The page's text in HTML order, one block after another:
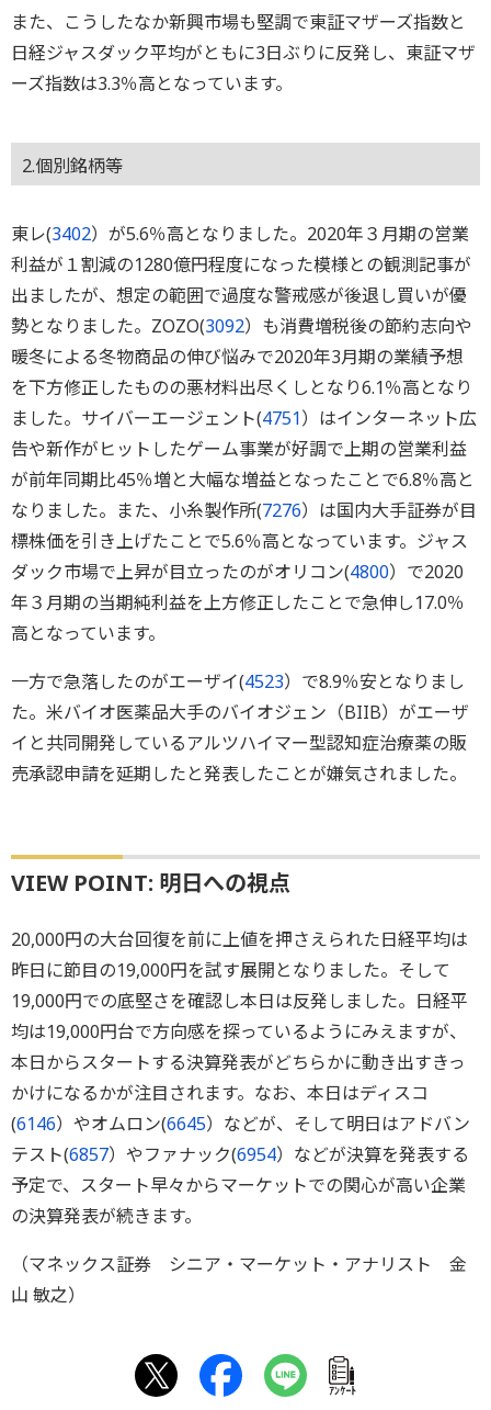
また、こうしたなか新興市場も堅調で東証マザーズ指数と
日経ジャスダック平均がともに3日ぶりに反発し、東証マザ
ーズ指数は3.3％高となっています。
2.個別銘柄等
東レ(3402）が5.6％高となりました。2020年３月期の営業
利益が１割減の1280億円程度になった模様との観測記事が
出ましたが、想定の範囲で過度な警戒感が後退し買いが優
勢となりました。ZOZO(3092）も消費増税後の節約志向や
暖冬による冬物商品の伸び悩みで2020年3月期の業績予想
を下方修正したものの悪材料出尽くしとなり6.1％高となり
ました。サイバーエージェント(4751）はインターネット広
告や新作がヒットしたゲーム事業が好調で上期の営業利益
が前年同期比45％増と大幅な増益となったことで6.8％高と
なりました。また、小糸製作所(7276）は国内大手証券が目
標株価を引き上げたことで5.6％高となっています。ジャス
ダック市場で上昇が目立ったのがオリコン(4800）で2020
年３月期の当期純利益を上方修正したことで急伸し17.0％
高となっています。
一方で急落したのがエーザイ(4523）で8.9％安となりまし
た。米バイオ医薬品大手のバイオジェン（BIIB）がエーザ
イと共同開発しているアルツハイマー型認知症治療薬の販
売承認申請を延期したと発表したことが嫌気されました。
VIEW POINT: 明日への視点
20,000円の大台回復を前に上値を押さえられた日経平均は
昨日に節目の19,000円を試す展開となりました。そして
19,000円での底堅さを確認し本日は反発しました。日経平
均は19,000円台で方向感を探っているようにみえますが、
本日からスタートする決算発表がどちらかに動き出すきっ
かけになるかが注目されます。なお、本日はディスコ
(6146）やオムロン(6645）などが、そして明日はアドバン
テスト(6857）やファナック(6954）などが決算を発表する
予定で、スタート早々からマーケットでの関心が高い企業
の決算発表が続きます。
（マネックス証券 シニア・マーケット・アナリスト 金
山 敏之）
ｱﾝｹｰﾄ